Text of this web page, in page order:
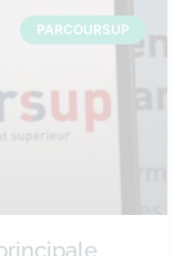
PARCOURSUP